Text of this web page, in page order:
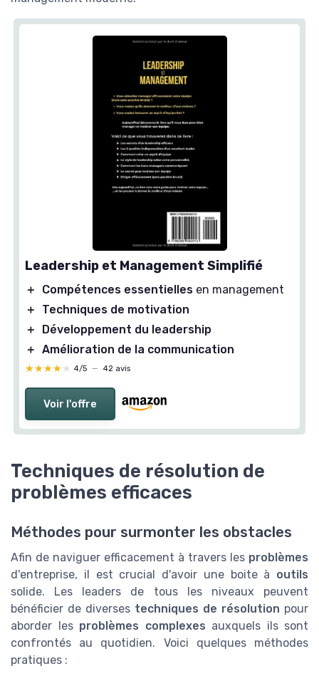
Leadership et Management Simplifié
＋ Compétences essentielles en management
＋
Techniques de motivation
＋
Développement du leadership
＋ Amélioration de la communication
★★★★★
★★★★★ 4/5 — 42 avis
Voir l'offre
Techniques de résolution de
problèmes efficaces
Méthodes pour surmonter les obstacles
Afin de naviguer efficacement à travers les problèmes
d'entreprise, il est crucial d'avoir une boite à outils
solide. Les leaders de tous les niveaux peuvent
bénéficier de diverses techniques de résolution pour
aborder les problèmes complexes auxquels ils sont
confrontés au quotidien. Voici quelques méthodes
pratiques :